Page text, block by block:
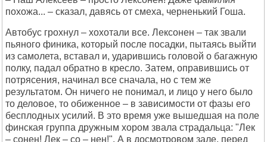
похожа... – сказал, давясь от смеха, черненький Гоша.
Автобус грохнул – хохотали все. Лексонен – так звали
пьяного финика, который после посадки, пытаясь выйти
из самолета, вставал и, ударившись головой о багажную
полку, падал обратно в кресло. Затем, оправившись от
потрясения, начинал все сначала, но с тем же
результатом. Он ничего не понимал, и лицо у него было
то деловое, то обиженное – в зависимости от фазы его
бесплодных усилий. В это время уже вышедшая на поле
финская группа дружным хором звала страдальца: "Лек
– сонен! Лек – со – нен!". А в досмотровом зале, перед